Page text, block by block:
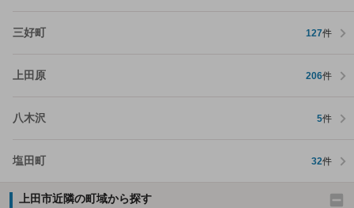
三好町 127件
上田原 206件
八木沢 5件
塩田町 32件
上田市近隣の町域から探す